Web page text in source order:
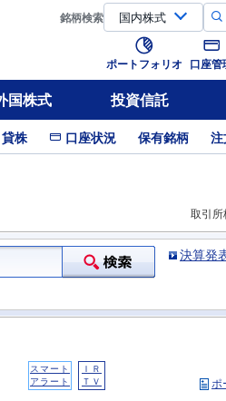
銘柄検索
ポートフォリオ 口座管
国株式 投資信託
貸株 口座状況 保有銘柄
取引所
決算発
スマート
アラート
ＩＲ
ＴＶ
ポ